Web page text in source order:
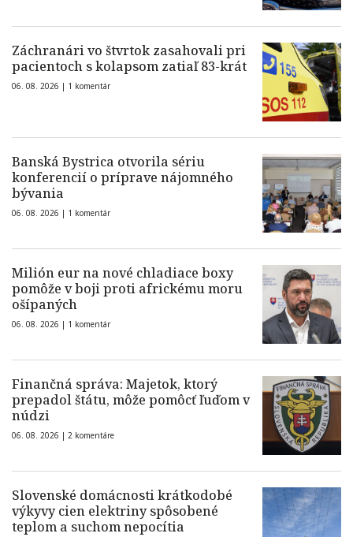
Záchranári vo štvrtok zasahovali pri
pacientoch s kolapsom zatiaľ 83-krát
06. 08. 2026 | 1 komentár
Banská Bystrica otvorila sériu
konferencií o príprave nájomného
bývania
06. 08. 2026 | 1 komentár
Milión eur na nové chladiace boxy
pomôže v boji proti africkému moru
ošípaných
06. 08. 2026 | 1 komentár
Finančná správa: Majetok, ktorý
prepadol štátu, môže pomôcť ľuďom v
núdzi
06. 08. 2026 | 2 komentáre
Slovenské domácnosti krátkodobé
výkyvy cien elektriny spôsobené
teplom a suchom nepocítia